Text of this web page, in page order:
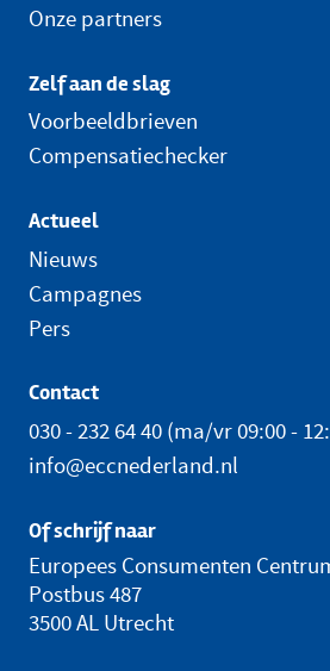
Onze partners
Zelf aan de slag
Voorbeeldbrieven
Compensatiechecker
Actueel
Nieuws
Campagnes
Pers
Contact
030 - 232 64 40 (ma/vr 09:00 -
info@eccnederland.nl
Of schrijf naar
Europees Consumenten
Postbus 487
3500 AL Utrecht